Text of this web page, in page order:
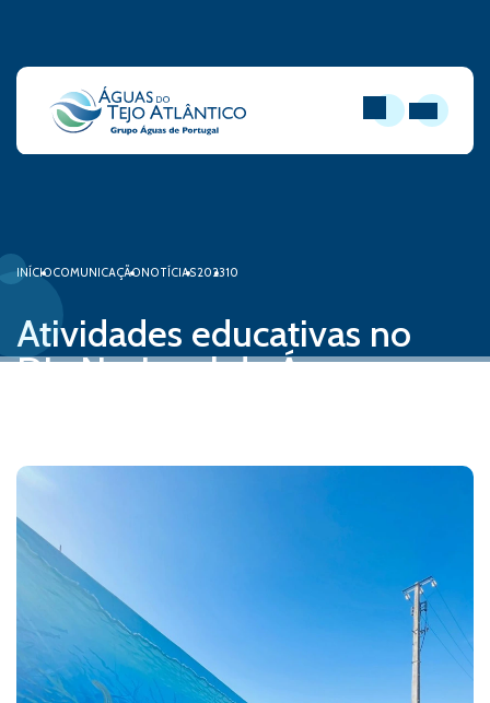
PESQUISAR
ABRIR
INÍCIOCOMUNICAÇÃONOTÍCIAS202310
Atividades educativas no
Dia Nacional da Água